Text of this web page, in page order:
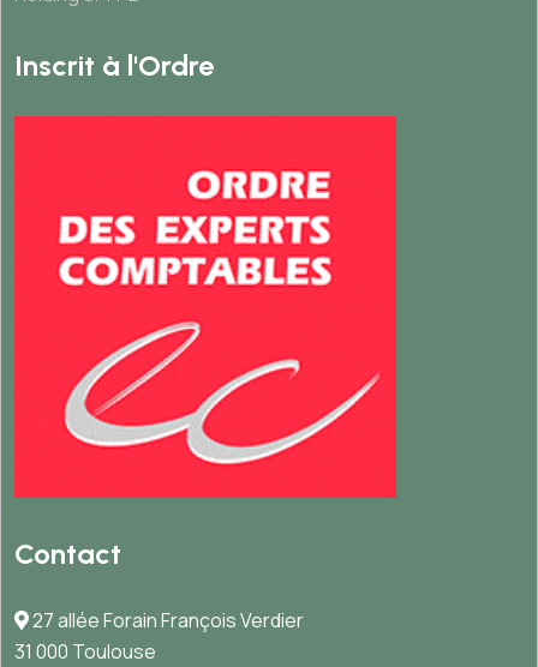
Inscrit à l'Ordre
Contact
27 allée Forain François Verdier
31 000 Toulouse